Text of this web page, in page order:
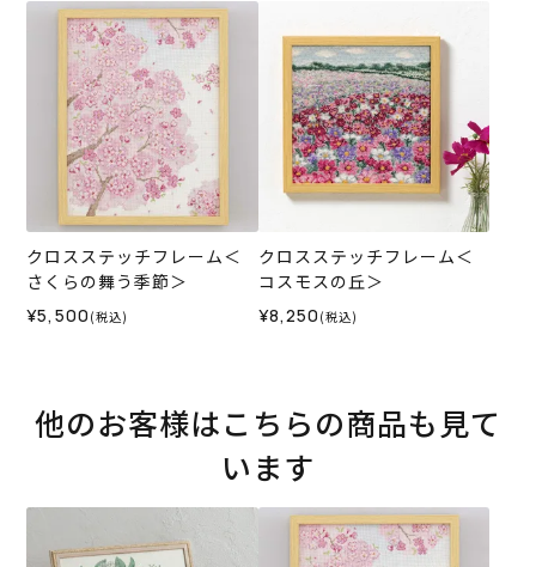
クロスステッチフレーム＜
さくらの舞う季節＞
¥5,500 (税込)
クロスステッチフレーム＜
コスモスの丘＞
¥8,250 (税込)
他のお客様はこちらの商品も見て
います